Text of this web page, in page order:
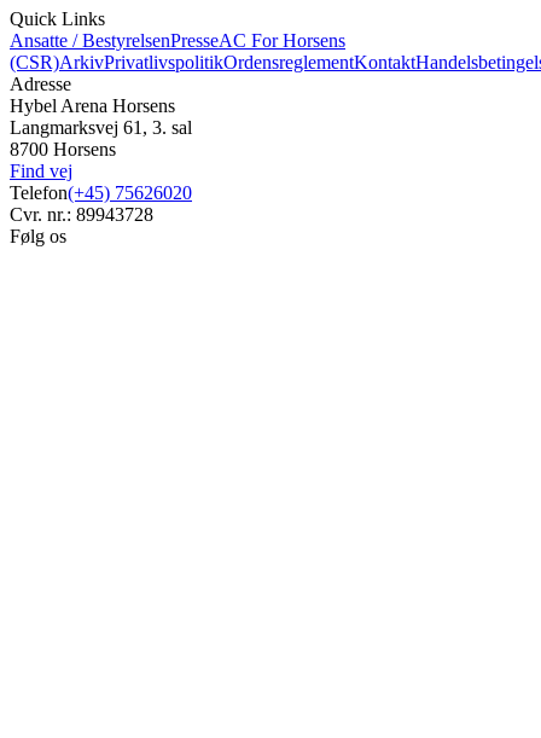
Quick Links
Ansatte / BestyrelsenPresseAC For Horsens
(CSR)ArkivPrivatlivspolitikOrdensreglementKontakt
Adresse
Hybel Arena Horsens
Langmarksvej 61, 3. sal
8700 Horsens
Find vej
Telefon(+45) 75626020
Cvr. nr.: 89943728
Følg os